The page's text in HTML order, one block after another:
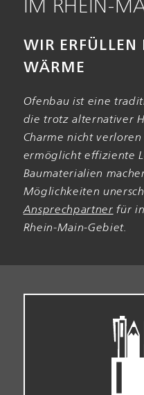
IM RHEIN-
WIR
WÄRME
Ofen­bau ist eine
die trotz alter­nativer
Charme nicht
ermöglicht effiziente
Bau­materialien
Möglich­keiten
Ansprech­partner für
Rhein-Main-Gebiet.